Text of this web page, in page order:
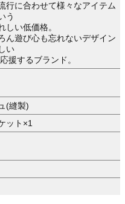
行に合わせて様々なアイテム
う
しい低価格。
ん遊び心も忘れないデザイン
い
援するブランド。
(縫製)
ット×1